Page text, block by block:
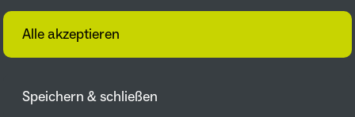
Alle akzeptieren
Speichern & schließen
bestimmen,